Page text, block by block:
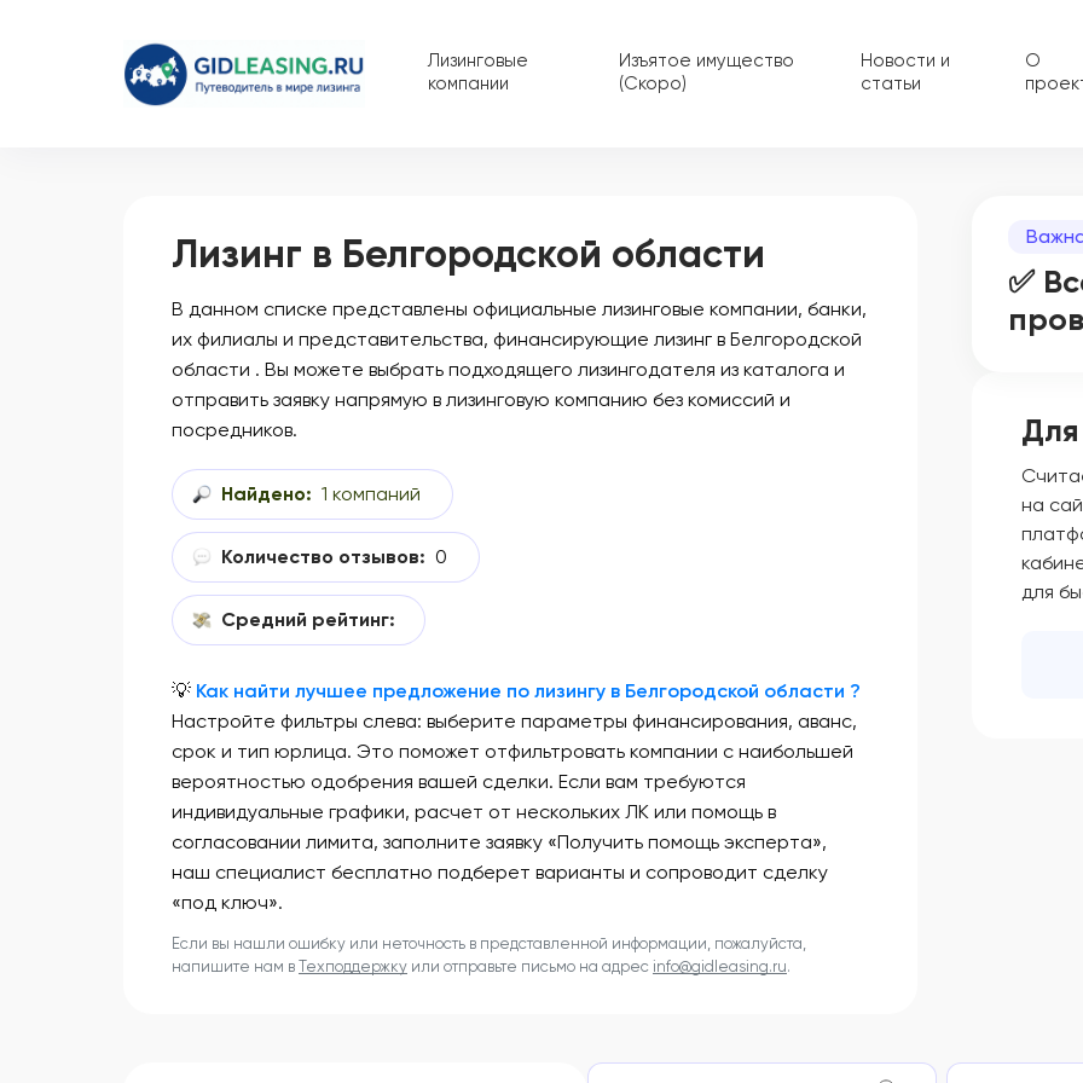
Лизинговые
компании
Изъятое имущество
(Скоро)
Новости и
статьи
О
Лизинг в Белгородской области
В данном списке представлены официальные лизинговые компании, банки,
их филиалы и представительства, финансирующие лизинг в Белгородской
области . Вы можете выбрать подходящего лизингодателя из каталога и
отправить заявку напрямую в лизинговую компанию без комиссий и
посредников.
Найдено: 1 компаний
Количество отзывов: 0
Средний рейтинг:
💡 Как найти лучшее предложение по лизингу в Белгородской области ?
Настройте фильтры слева: выберите параметры финансирования, аванс,
срок и тип юрлица. Это поможет отфильтровать компании с наибольшей
вероятностью одобрения вашей сделки. Если вам требуются
индивидуальные графики, расчет от нескольких ЛК или помощь в
согласовании лимита, заполните заявку «Получить помощь эксперта»,
наш специалист бесплатно подберет варианты и сопроводит сделку
«под ключ».
Если вы нашли ошибку или неточность в представленной информации, пожалуйста,
напишите нам в Техподдержку или отправьте письмо на адрес info@gidleasing.ru.
✅
на
для